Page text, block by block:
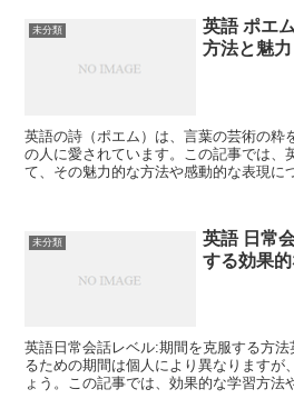
未分類
英語 ポエ
方法と魅力
英語の詩（ポエム）は、言葉の芸術の粋
の人に愛されています。この記事では、
て、その魅力的な方法や感動的な表現に
未分類
英語 日常
する効果
英語日常会話レベル:期間を克服する方
るための期間は個人により異なりますが
ょう。この記事では、効果的な学習方法